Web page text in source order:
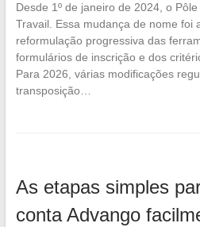
Desde 1º de janeiro de 2024, o
Travail. Essa mudança de nome foi
reformulação progressiva das
formulários de inscrição e dos
Para 2026, várias modificações
transposição…
As etapas simples
conta Advango